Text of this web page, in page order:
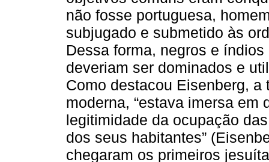
não fosse portuguesa,
subjugado e submetido às
Dessa forma, negros e
deveriam ser dominados e
Como destacou Eisenberg,
moderna, “estava imersa
legitimidade da ocupação
dos seus habitantes”
chegaram os primeiros